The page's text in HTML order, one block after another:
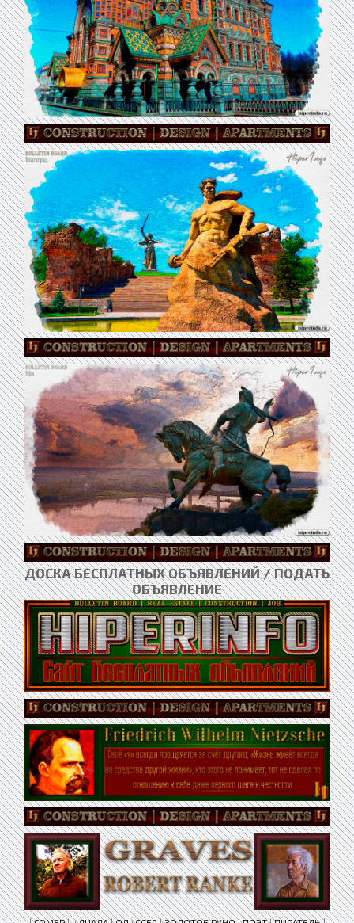
ДОСКА БЕСПЛАТНЫХ ОБЪЯВЛЕНИЙ / ПОДАТЬ
ОБЪЯВЛЕНИЕ